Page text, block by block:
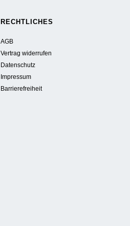
RECHTLICHES
AGB
Vertrag widerrufen
Datenschutz
Impressum
Barrierefreiheit